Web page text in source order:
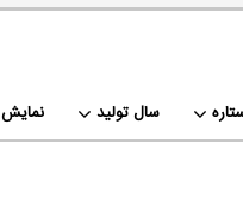
نمایش سال تولید